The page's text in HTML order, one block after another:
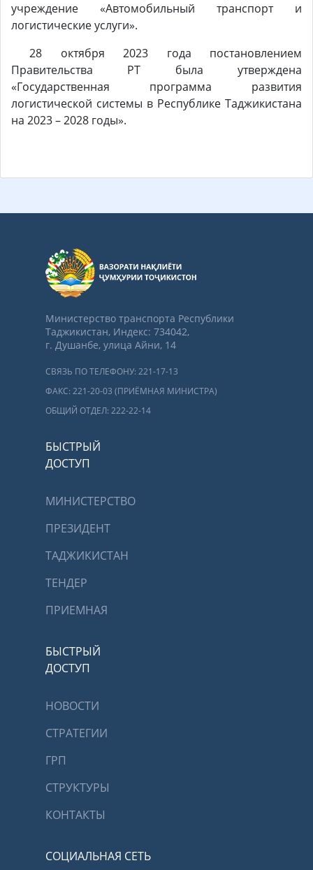
учреждение «Автомобильный транспорт и
логистические услуги».
28 октября 2023 года постановлением
Правительства РТ была утверждена
«Государственная программа развития
логистической системы в Республике Таджикистана
на 2023 – 2028 годы».
Министерство транспорта Республики
Таджикистан, Индекс: 734042,
г. Душанбе, улица Айни, 14
СВЯЗЬ ПО ТЕЛЕФОНУ: 221-17-13
ФАКС: 221-20-03 (ПРИЁМНАЯ МИНИСТРА)
ОБЩИЙ ОТДЕЛ: 222-22-14
БЫСТРЫЙ
ДОСТУП
МИНИСТЕРСТВО
ПРЕЗИДЕНТ
ТАДЖИКИСТАН
ТЕНДЕР
ПРИЕМНАЯ
БЫСТРЫЙ
ДОСТУП
НОВОСТИ
СТРАТЕГИИ
ГРП
СТРУКТУРЫ
КОНТАКТЫ
СОЦИАЛЬНАЯ СЕТЬ